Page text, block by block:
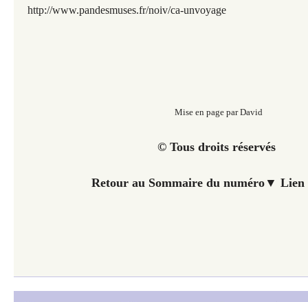
http://www.pandesmuses.fr/noiv/ca-unvoyage
Mise en page par David
© Tous droits réservés
Retour au Sommaire du numéro▼ Lien